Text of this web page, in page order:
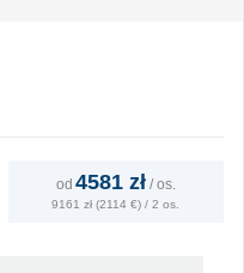
od 4581 zł / os.
9161 zł (2114 €) / 2 os.